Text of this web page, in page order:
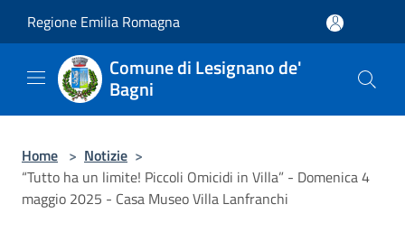
Regione Emilia Romagna
Comune di Lesignano de'
Bagni
Home > Notizie >
“Tutto ha un limite! Piccoli Omicidi in Villa” - Domenica 4
maggio 2025 - Casa Museo Villa Lanfranchi